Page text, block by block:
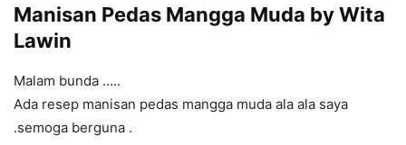
Manisan Pedas Mangga Muda by Wita
Lawin
Malam bunda …..
Ada resep manisan pedas mangga muda ala ala saya
.semoga berguna .